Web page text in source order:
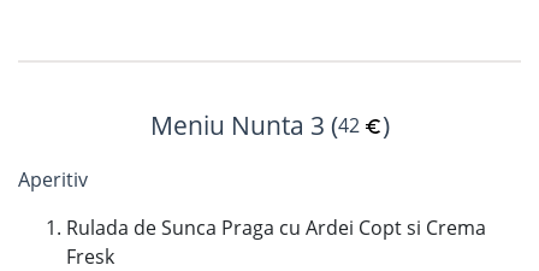
Meniu Nunta 3 (42 )
Aperitiv
Rulada de Sunca Praga cu Ardei Copt si Crema
Fresk